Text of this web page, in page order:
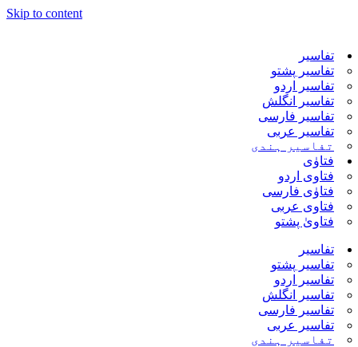
Skip to content
تفاسیر
تفاسیر پشتو
تفاسیر اردو
تفاسیر انگلش
تفاسیر فارسی
تفاسیر عربی
تفاسیر ہندی
فتاوٰی
فتاوی اردو
فتاوٰی فارسی
فتاوی عربی
فتاویٰ پشتو
تفاسیر
تفاسیر پشتو
تفاسیر اردو
تفاسیر انگلش
تفاسیر فارسی
تفاسیر عربی
تفاسیر ہندی